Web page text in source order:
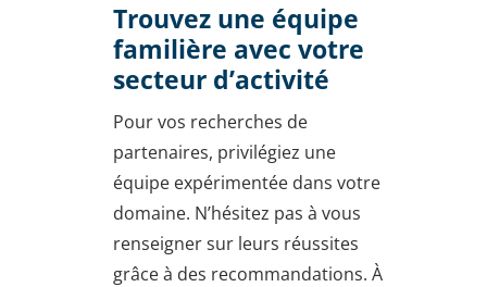
Trouvez une équipe
familière avec votre
secteur d’activité
Pour vos recherches de
partenaires, privilégiez une
équipe expérimentée dans votre
domaine. N’hésitez pas à vous
renseigner sur leurs réussites
grâce à des recommandations. À